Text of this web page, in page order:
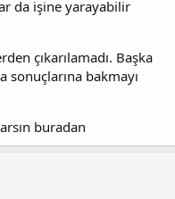
da işine yarayabilir
çıkarılamadı. Başka
sonuçlarına bakmayı
buradan